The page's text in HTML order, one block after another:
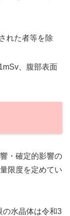
れた者等を除
、腹部表面
・確定的影響の
限度を定めてい
の水晶体は令和3